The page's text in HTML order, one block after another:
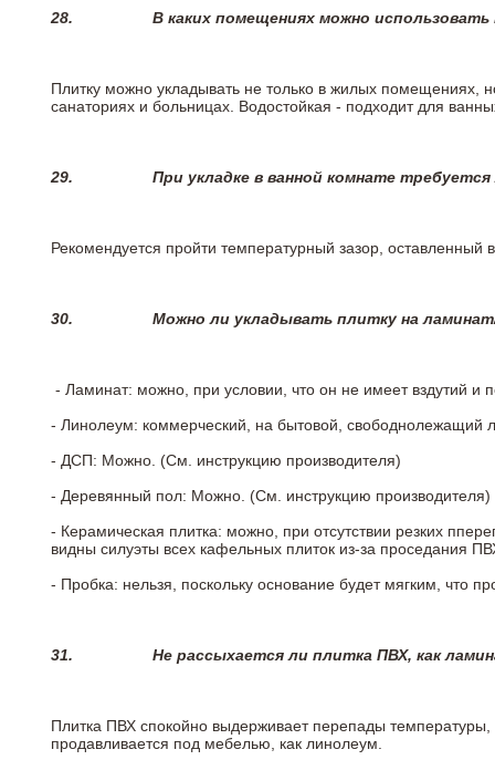
28. В каких помещениях можно
Плитку можно укладывать не только в жилых помещениях,
санаториях и больницах. Водостойкая - подходит для
29. При укладке в ванной комнате
Рекомендуется пройти температурный зазор,
30. Можно ли укладывать плитку на
- Ламинат: можно, при условии, что он не имеет вздутий
- Линолеум: коммерческий, на бытовой, свободнолежащий
- ДСП: Можно. (См. инструкцию производителя)
- Деревянный пол: Можно. (См. инструкцию производителя)
- Керамическая плитка: можно, при отсутствии резких
видны силуэты всех кафельных плиток из-за проседания
- Пробка: нельзя, поскольку основание будет мягким, что
31. Не рассыхается ли плитка ПВХ, как
Плитка ПВХ спокойно выдерживает перепады температуры,
продавливается под мебелью, как линолеум.